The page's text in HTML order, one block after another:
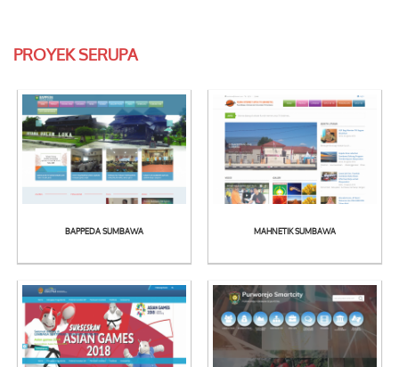
PROYEK SERUPA
See
Detail
BAPPEDA SUMBAWA See
Detail
MAHNETIK SUMBAWA